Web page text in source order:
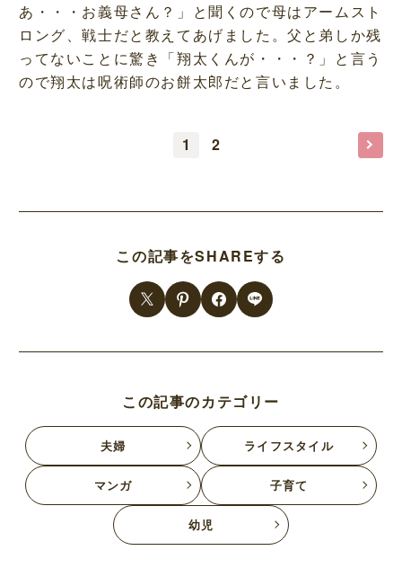
あ・・・お義母さん？」と聞くので母はアームスト
ロング、戦士だと教えてあげました。父と弟しか残
ってないことに驚き「翔太くんが・・・？」と言う
ので翔太は呪術師のお餅太郎だと言いました。
1 2
この記事をSHAREする
この記事のカテゴリー
夫婦 ライフスタイル
マンガ 子育て
幼児